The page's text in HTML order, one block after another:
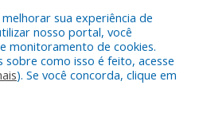
a Prefeitura Municipal de Faro.
Administrativa
sua experiência de
nosso portal, você
monitoramento de cookies.
sobre como isso é feito, acesse
). Se você concorda, clique em